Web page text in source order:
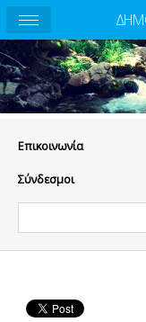
Eπικοινωνία
Σύνδεσμοι